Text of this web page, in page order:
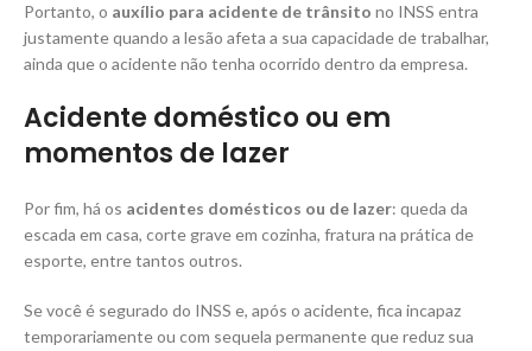
Portanto, o auxílio para acidente de trânsito no INSS entra
justamente quando a lesão afeta a sua capacidade de trabalhar,
ainda que o acidente não tenha ocorrido dentro da empresa.
Acidente doméstico ou em
momentos de lazer
Por fim, há os acidentes domésticos ou de lazer: queda da
escada em casa, corte grave em cozinha, fratura na prática de
esporte, entre tantos outros.
Se você é segurado do INSS e, após o acidente, fica incapaz
temporariamente ou com sequela permanente que reduz sua